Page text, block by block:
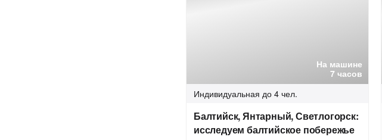
На машине
7 часов
Индивидуальная до 4 чел.
Балтийск, Янтарный, Светлогорск:
исследуем балтийское побережье